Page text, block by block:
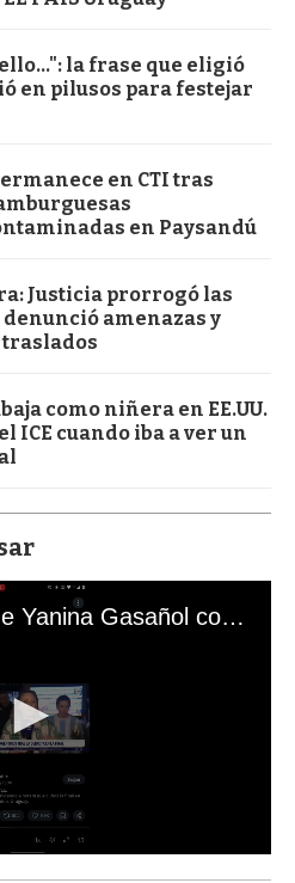
la frase que eligió
en pilusos para festejar
en CTI tras
en Paysandú
Justicia prorrogó las
amenazas y
como niñera en EE.UU.
ICE cuando iba a ver un
El mal momento de Yanina Gasañol con un hincha argentino en "Subrayado"